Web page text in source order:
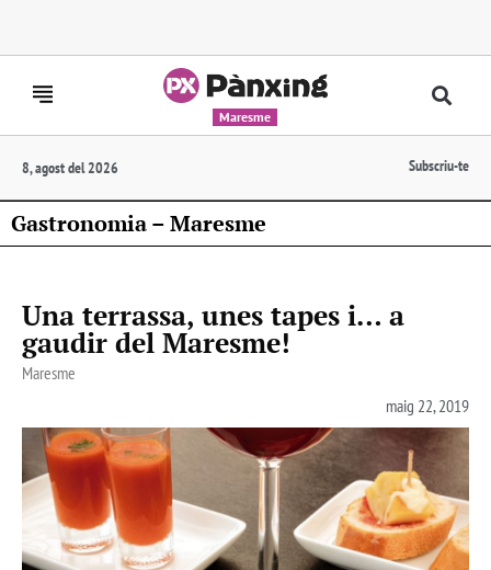
Maresme
8, agost del 2026 Subscriu-te
Gastronomia – Maresme
Una terrassa, unes tapes i… a
gaudir del Maresme!
Maresme
maig 22, 2019